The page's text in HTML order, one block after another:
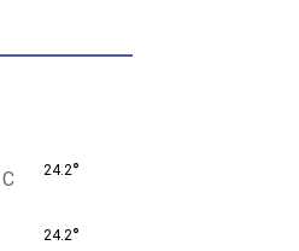
C 24.2°
24.2°